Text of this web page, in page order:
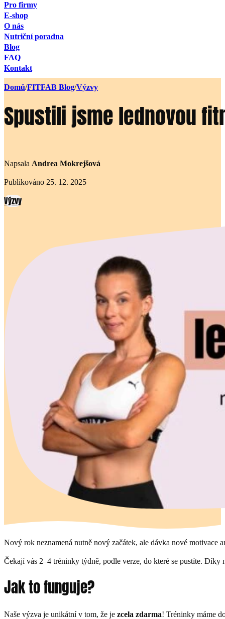
Pro firmy
E-shop
O nás
Nutriční poradna
Blog
FAQ
Kontakt
Domů/FITFAB Blog/Výzvy
Spustili jsme lednovou
Napsala Andrea Mokrejšová
Publikováno 25. 12. 2025
Výzvy
Nový rok neznamená nutně nový začátek, ale dávka nové motivace
Čekají vás 2–4 tréninky týdně, podle verze, do které se pustíte. Díky
Jak to funguje?
Naše výzva je unikátní v tom, že je zcela zdarma! Tréninky máme